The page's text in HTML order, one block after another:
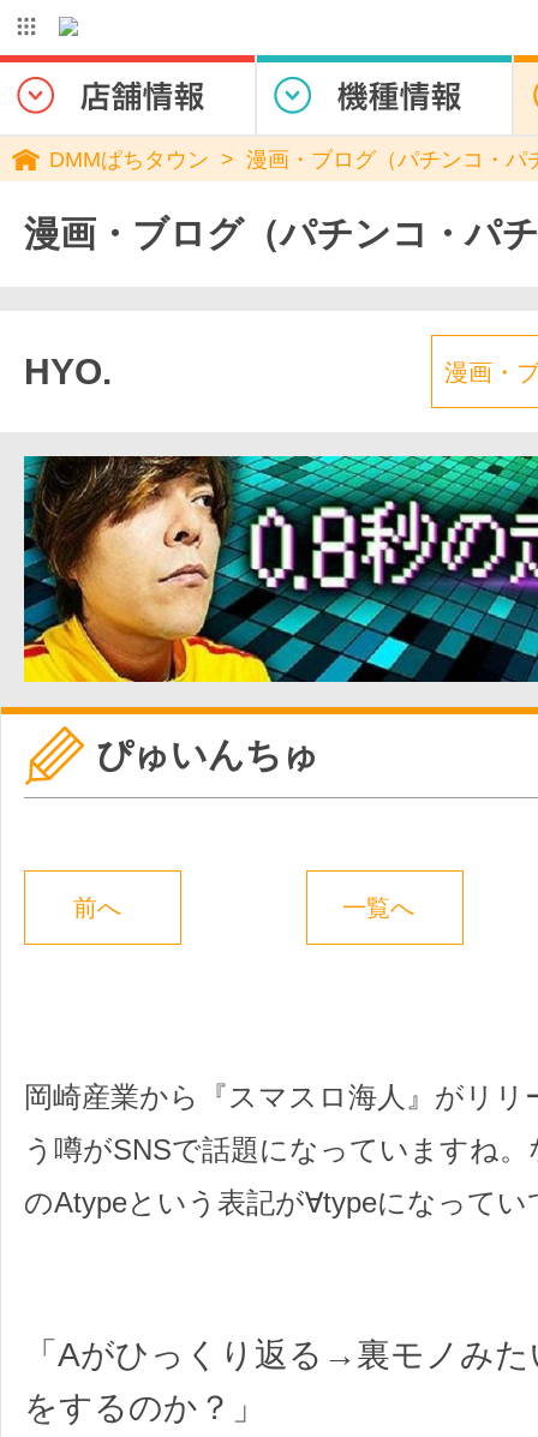
DMMぱちタウン 漫画・ブログ（パチンコ・パ
漫画・ブログ（パチンコ・パ
HYO. 漫画・
ぴゅいんちゅ
前へ 一覧へ
岡崎産業から『スマスロ海人』がリリ
う噂がSNSで話題になっていますね
のAtypeという表記が∀typeになってい
「Aがひっくり返る→裏モノみ
をするのか？」